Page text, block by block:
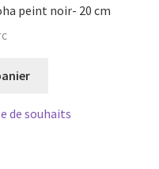
peint noir- 20 cm
de souhaits